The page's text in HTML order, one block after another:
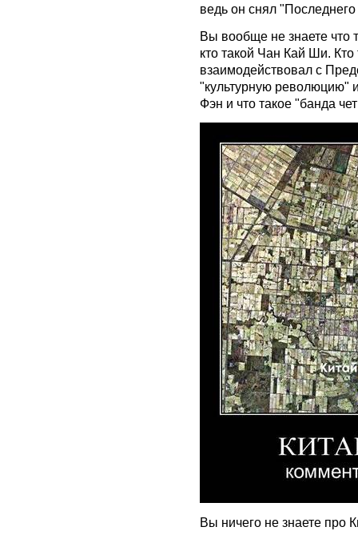
ведь он снял
Вы вообще не знаете что
кто такой Чан Кай Ши.
взаимодействовал с
"культурную революцию"
Фэн и что такое "банда
Вы ничего не знаете про